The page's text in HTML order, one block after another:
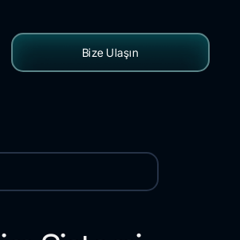
Bize Ulaşın